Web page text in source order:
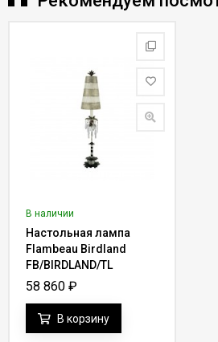
В наличии
Настольная лампа
Flambeau Birdland
FB/BIRDLAND/TL
58 860 ₽
В корзину